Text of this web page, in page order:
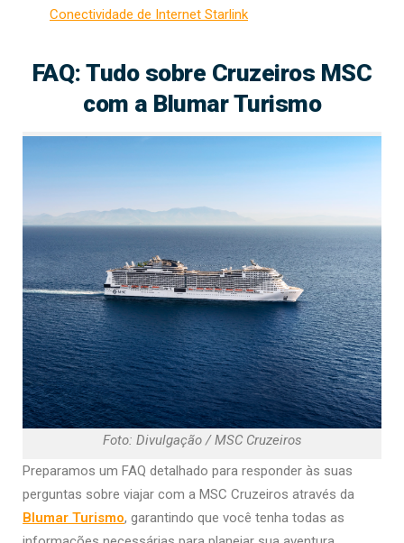
Conectividade de Internet Starlink
FAQ: Tudo sobre Cruzeiros MSC
com a Blumar Turismo
Foto: Divulgação / MSC Cruzeiros
Preparamos um FAQ detalhado para responder às suas
perguntas sobre viajar com a MSC Cruzeiros através da
Blumar Turismo, garantindo que você tenha todas as